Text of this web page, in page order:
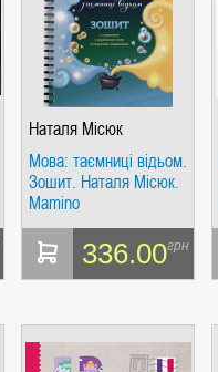
Наталя Місюк
Мова: таємниці відьом.
Зошит. Наталя Місюк.
Mamino
336.00грн